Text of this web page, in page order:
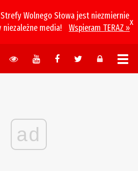
Wolnego Słowa jest niezmiernie
niezależne media!
Wspieram TERAZ »
x
ad